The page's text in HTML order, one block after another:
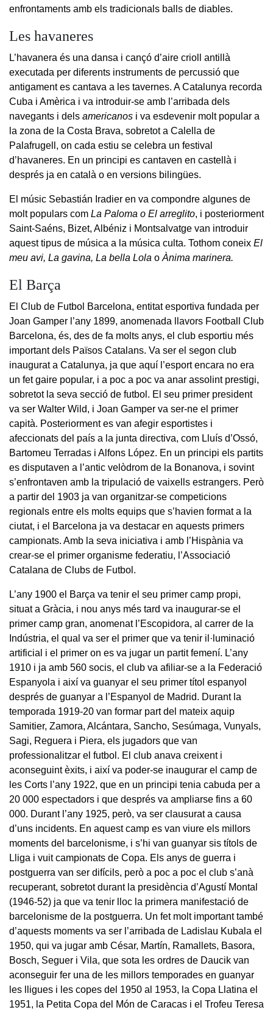
enfrontaments amb els tradicionals balls de diables.
Les havaneres
L’havanera és una dansa i cançó d’aire crioll antillà
executada per diferents instruments de percussió que
antigament es cantava a les tavernes. A Catalunya recorda
Cuba i Amèrica i va introduir-se amb l’arribada dels
navegants i dels americanos i va esdevenir molt popular a
la zona de la Costa Brava, sobretot a Calella de
Palafrugell, on cada estiu se celebra un festival
d’havaneres. En un principi es cantaven en castellà i
després ja en català o en versions bilingües.
El músic Sebastián Iradier en va compondre algunes de
molt populars com La Paloma o El arreglito, i posteriorment
Saint-Saéns, Bizet, Albéniz i Montsalvatge van introduir
aquest tipus de música a la música culta. Tothom coneix El
meu avi, La gavina, La bella Lola o Ànima marinera.
El Barça
El Club de Futbol Barcelona, entitat esportiva fundada per
Joan Gamper l’any 1899, anomenada llavors Football Club
Barcelona, és, des de fa molts anys, el club esportiu més
important dels Països Catalans. Va ser el segon club
inaugurat a Catalunya, ja que aquí l’esport encara no era
un fet gaire popular, i a poc a poc va anar assolint prestigi,
sobretot la seva secció de futbol. El seu primer president
va ser Walter Wild, i Joan Gamper va ser-ne el primer
capità. Posteriorment es van afegir esportistes i
afeccionats del país a la junta directiva, com Lluís d’Ossó,
Bartomeu Terradas i Alfons López. En un principi els partits
es disputaven a l’antic velòdrom de la Bonanova, i sovint
s’enfrontaven amb la tripulació de vaixells estrangers. Però
a partir del 1903 ja van organitzar-se competicions
regionals entre els molts equips que s’havien format a la
ciutat, i el Barcelona ja va destacar en aquests primers
campionats. Amb la seva iniciativa i amb l’Hispània va
crear-se el primer organisme federatiu, l’Associació
Catalana de Clubs de Futbol.
L’any 1900 el Barça va tenir el seu primer camp propi,
situat a Gràcia, i nou anys més tard va inaugurar-se el
primer camp gran, anomenat l’Escopidora, al carrer de la
Indústria, el qual va ser el primer que va tenir il·luminació
artificial i el primer on es va jugar un partit femení. L’any
1910 i ja amb 560 socis, el club va afiliar-se a la Federació
Espanyola i així va guanyar el seu primer títol espanyol
després de guanyar a l’Espanyol de Madrid. Durant la
temporada 1919-20 van formar part del mateix aquip
Samitier, Zamora, Alcántara, Sancho, Sesúmaga, Vunyals,
Sagi, Reguera i Piera, els jugadors que van
professionalitzar el futbol. El club anava creixent i
aconseguint èxits, i així va poder-se inaugurar el camp de
les Corts l’any 1922, que en un principi tenia cabuda per a
20 000 espectadors i que després va ampliarse fins a 60
000. Durant l’any 1925, però, va ser clausurat a causa
d’uns incidents. En aquest camp es van viure els millors
moments del barcelonisme, i s’hi van guanyar sis títols de
Lliga i vuit campionats de Copa. Els anys de guerra i
postguerra van ser difícils, però a poc a poc el club s’anà
recuperant, sobretot durant la presidència d’Agustí Montal
(1946-52) ja que va tenir lloc la primera manifestació de
barcelonisme de la postguerra. Un fet molt important també
d’aquests moments va ser l’arribada de Ladislau Kubala el
1950, qui va jugar amb César, Martín, Ramallets, Basora,
Bosch, Seguer i Vila, que sota les ordres de Daucik van
aconseguir fer una de les millors temporades en guanyar
les lligues i les copes del 1950 al 1953, la Copa Llatina el
1951, la Petita Copa del Món de Caracas i el Trofeu Teresa